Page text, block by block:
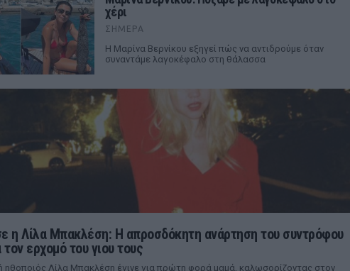
χέρι
ΣΉΜΕΡΑ
Η Μαρίνα Βερνίκου εξηγεί πώς να αντιδρούμε όταν
συναντάμε λαγοκέφαλο στη θάλασσα
η Λίλα Μπακλέση: Η απροσδόκητη ανάρτηση του συντρόφου
τον ερχομό του γιου τους
ηθοποιός Λίλα Μπακλέση έγινε για πρώτη φορά μαμά, καλωσορίζοντας στον